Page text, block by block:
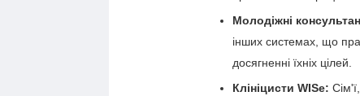
Молодіжні
інших системах, що
досягненні їхніх цілей.
Клініцисти WISe: